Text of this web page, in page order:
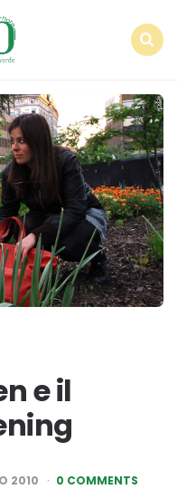
e il
2010 0 COMMENTS